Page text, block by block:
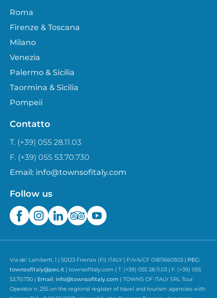
Roma
Firenze & Toscana
Milano
Venezia
Palermo & Sicilia
Taormina & Sicilia
Pompeii
Contatto
T. (+39) 055 28.11.03
F. (+39) 055 53.70.730
Email: info@townsofitaly.com
Follow us
Via de’ Lamberti, 1 | 50123 Firenze (FI) ITALY | P.IVA/CF 01811660503 | PEC:
townsofitaly@pec.it | townsofitaly.com | T. (+39) 055 28.11.03 | F. (+39) 055
53.70.730 | Email: info@townsofitaly.com | TOWNS OF ITALY SRL Tour
Operator n. 255 on the regional register of travel and tourism agencies with